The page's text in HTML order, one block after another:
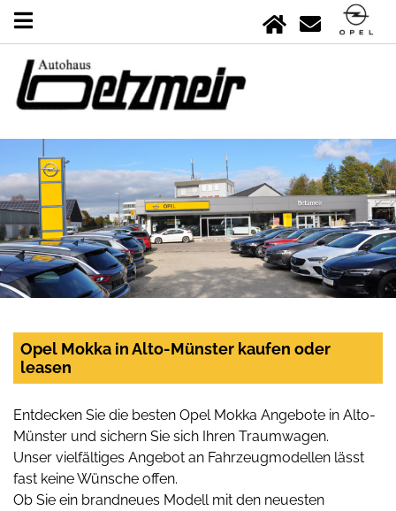
Opel Mokka in Alto-Münster kaufen oder
leasen
Entdecken Sie die besten Opel Mokka Angebote in Alto-
Münster und sichern Sie sich Ihren Traumwagen.
Unser vielfältiges Angebot an Fahrzeugmodellen lässt
fast keine Wünsche offen.
Ob Sie ein brandneues Modell mit den neuesten